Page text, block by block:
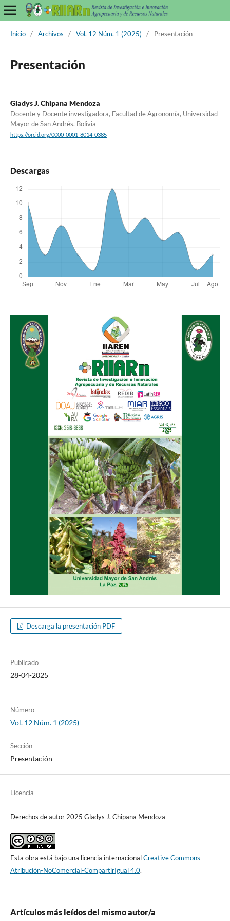
Inicio / Archivos / Vol. 12 Núm. 1 (2025) / Presentación
Presentación
Gladys J. Chipana Mendoza
Docente y Docente investigadora, Facultad de Agronomía, Universidad
Mayor de San Andrés, Bolivia
https://orcid.org/0000-0001-8014-0385
Descargas
Descarga la presentación PDF
Publicado
28-04-2025
Número
Vol. 12 Núm. 1 (2025)
Sección
Presentación
Licencia
Derechos de autor 2025 Gladys J. Chipana Mendoza
Esta obra está bajo una licencia internacionalCreative Commons
Atribución-NoComercial-CompartirIgual 4.0.
Artículos más leídos del mismo autor/a